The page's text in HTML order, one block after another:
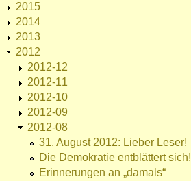
2015
2014
2013
2012
2012-12
2012-11
2012-10
2012-09
2012-08
31. August 2012: Lieber Leser!
Die Demokratie entblättert sich!
Erinnerungen an „damals“